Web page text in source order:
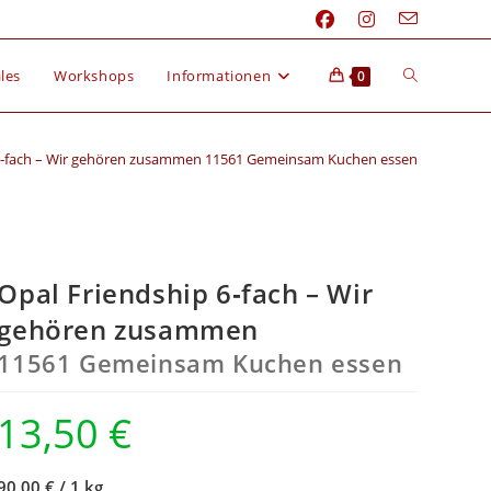
Workshops Informationen 0
– Wir gehören zusammen 11561 Gemeinsam Kuchen essen
Friendship 6‑fach – Wir
zusammen
11561 Gemeinsam Kuchen essen
13,50 €
€ / 1 kg